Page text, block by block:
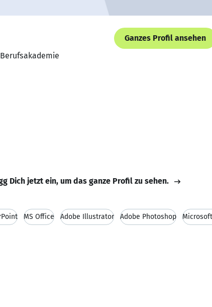
Ganzes Profil ansehen
Dich jetzt ein, um das ganze Profil zu sehen.
MS Office Adobe Illustrator Adobe Photoshop